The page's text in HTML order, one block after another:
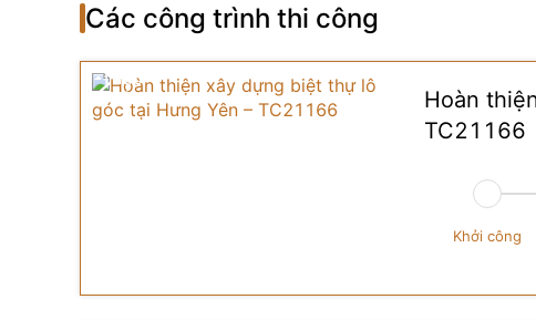
Các công trình thi công
Hoàn
TC21166
Khởi công